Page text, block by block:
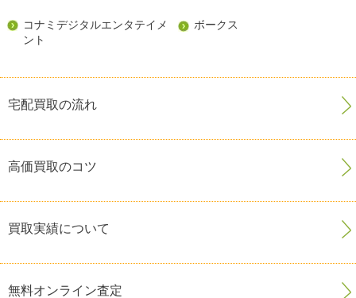
コナミデジタルエンタテイメ
ント
ボークス
宅配買取の流れ
高価買取のコツ
買取実績について
無料オンライン査定